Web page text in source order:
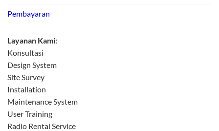
Pembayaran
Layanan Kami:
Konsultasi
Design System
Site Survey
Installation
Maintenance System
User Training
Radio Rental Service